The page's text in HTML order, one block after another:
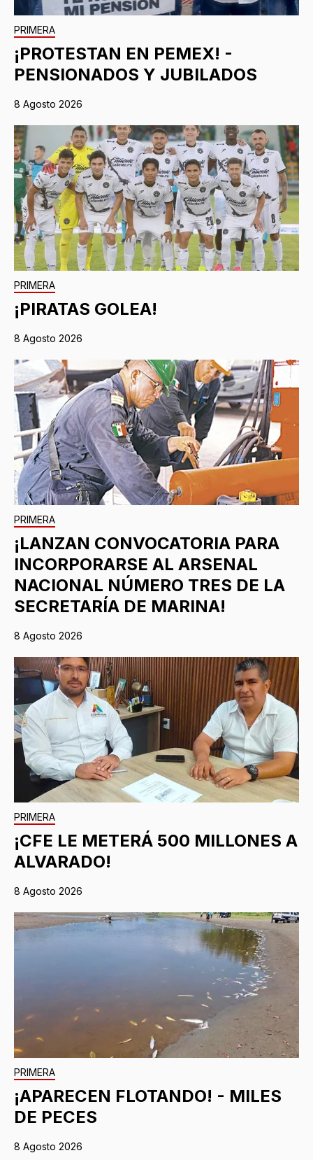
PRIMERA
¡PROTESTAN EN PEMEX! -
PENSIONADOS Y JUBILADOS
8 Agosto 2026
PRIMERA
¡PIRATAS GOLEA!
8 Agosto 2026
PRIMERA
¡LANZAN CONVOCATORIA PARA
INCORPORARSE AL ARSENAL
NACIONAL NÚMERO TRES DE LA
SECRETARÍA DE MARINA!
8 Agosto 2026
PRIMERA
¡CFE LE METERÁ 500 MILLONES A
ALVARADO!
8 Agosto 2026
PRIMERA
¡APARECEN FLOTANDO! - MILES
DE PECES
8 Agosto 2026